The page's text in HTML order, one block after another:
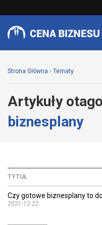
Strona Główna Tematy
Artykuły
biznesplany
TYTUŁ
Czy gotowe biznesplany to
2021-12-22